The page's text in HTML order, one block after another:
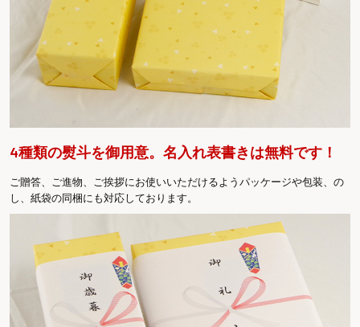
4種類の熨斗を御用意。名入れ表書きは無料です！
ご贈答、ご進物、ご挨拶にお使いいただけるようパッケージや包装、の
し、紙袋の同梱にも対応しております。